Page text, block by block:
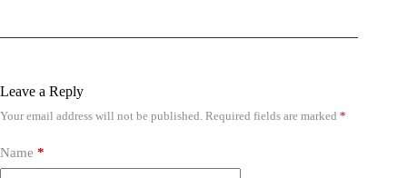
Leave a Reply
Your email address will not be published. Required fields are marked *
Name *